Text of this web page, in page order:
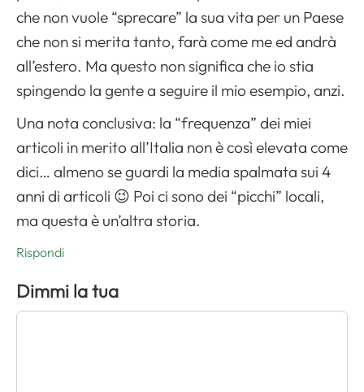
che non vuole “sprecare” la sua vita per un Paese
che non si merita tanto, farà come me ed andrà
all’estero. Ma questo non significa che io stia
spingendo la gente a seguire il mio esempio, anzi.
Una nota conclusiva: la “frequenza” dei miei
articoli in merito all’Italia non è così elevata come
dici… almeno se guardi la media spalmata sui 4
anni di articoli 😉 Poi ci sono dei “picchi” locali,
ma questa è un’altra storia.
Rispondi
Dimmi la tua